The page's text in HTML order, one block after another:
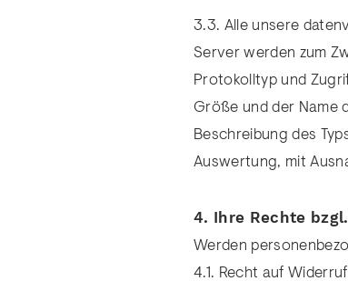
3.3. Alle unsere
Server werden zum
Protokolltyp und
Größe und der Name
Beschreibung des
Auswertung, mit
4. Ihre Rechte
Werden
4.1. Recht auf